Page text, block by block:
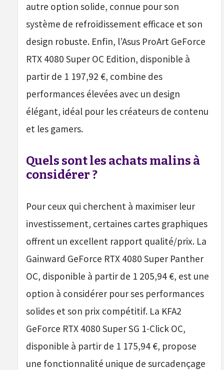
autre option solide, connue pour son
système de refroidissement efficace et son
design robuste. Enfin, l’Asus ProArt GeForce
RTX 4080 Super OC Edition, disponible à
partir de 1 197,92 €, combine des
performances élevées avec un design
élégant, idéal pour les créateurs de contenu
et les gamers.
Quels sont les achats malins à
considérer ?
Pour ceux qui cherchent à maximiser leur
investissement, certaines cartes graphiques
offrent un excellent rapport qualité/prix. La
Gainward GeForce RTX 4080 Super Panther
OC, disponible à partir de 1 205,94 €, est une
option à considérer pour ses performances
solides et son prix compétitif. La KFA2
GeForce RTX 4080 Super SG 1-Click OC,
disponible à partir de 1 175,94 €, propose
une fonctionnalité unique de surcadençage